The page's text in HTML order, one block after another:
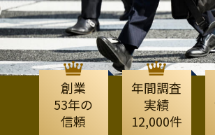
創業
53年の
信頼
年間調査
実績
12,000件